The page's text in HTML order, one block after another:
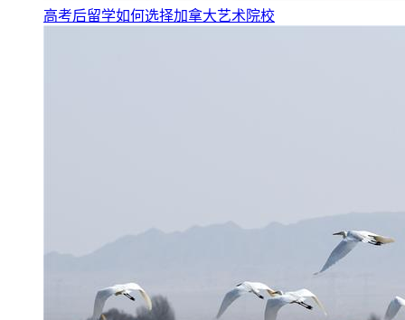
高考后留学如何选择加拿大艺术院校